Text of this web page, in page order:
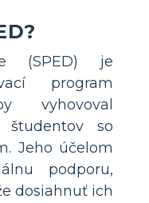
(SPED) je
program
vyhovoval
študentov so
Jeho účelom
podporu,
dosiahnuť ich